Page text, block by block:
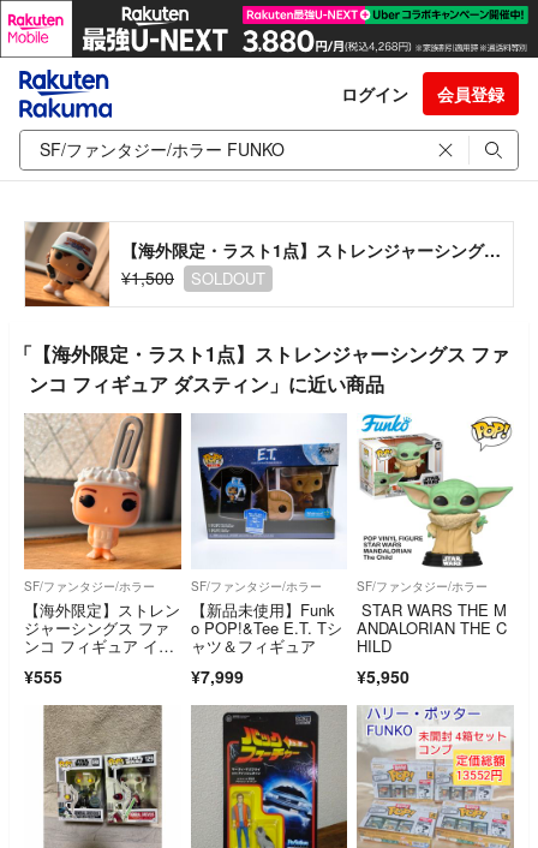
ログイン 会員登録
【海外限定・ラスト1点】ストレンジャーシングス ファンコ フィギュア ダスティン
¥1,500
SOLDOUT
「【海外限定・ラスト1点】ストレンジャーシングス ファ
ンコ フィギュア ダスティン」に近い商品
SF/ファンタジー/ホラー
【海外限定】ストレン
ジャーシングス ファ
ンコ フィギュア イレ
¥555
SF/ファンタジー/ホラー
【新品未使用】Funk
o POP!&Tee E.T. Tシ
ャツ＆フィギュア
¥7,999
SF/ファンタジー/ホラー
STAR WARS THE M
ANDALORIAN THE C
HILD
¥5,950